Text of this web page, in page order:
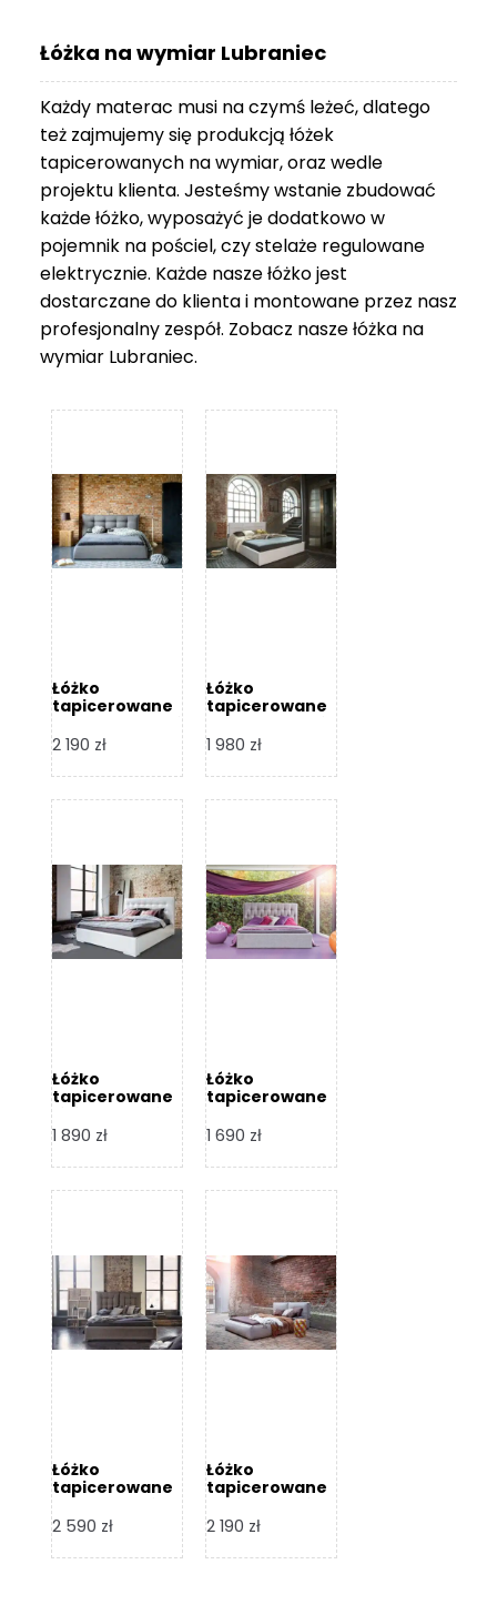
Łóżka na wymiar Lubraniec
Każdy materac musi na czymś leżeć, dlatego
też zajmujemy się produkcją łóżek
tapicerowanych na wymiar, oraz wedle
projektu klienta. Jesteśmy wstanie zbudować
każde łóżko, wyposażyć je dodatkowo w
pojemnik na pościel, czy stelaże regulowane
elektrycznie. Każde nasze łóżko jest
dostarczane do klienta i montowane przez nasz
profesjonalny zespół. Zobacz naszełóżka na
wymiar Lubraniec.
Łóżko
tapicerowane
Design
2 190 zł
Łóżko
tapicerowane
Design
1 980 zł
Łóżko
tapicerowane
Design
1 890 zł
Łóżko
tapicerowane
Design
1 690 zł
Łóżko
tapicerowane
Design
2 590 zł
Łóżko
tapicerowane
Design
2 190 zł